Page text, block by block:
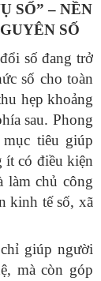
SỐ” – NỀN
SỐ
số đang trở
số cho toàn
hẹp khoảng
sau. Phong
tiêu giúp
ít có điều kiện
làm chủ công
kinh tế số, xã
giúp người
mà còn góp